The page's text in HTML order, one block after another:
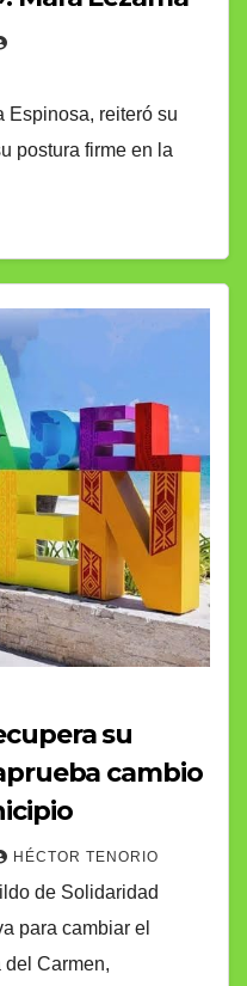
Espinosa, reiteró su
postura firme en la
su
cambio
HÉCTOR TENORIO
de Solidaridad
para cambiar el
Carmen,